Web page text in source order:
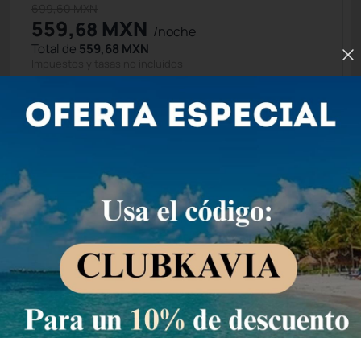
559,68 MXN /noche
Total de 559,68 MXN
Seleccionar
3
DOBLE INDIVIDUAL DELUXE
2 Personas
35 m2
Ver detalle de la habitación
Condiciones de estancia
Huéspedes
Precio para2 huéspedes